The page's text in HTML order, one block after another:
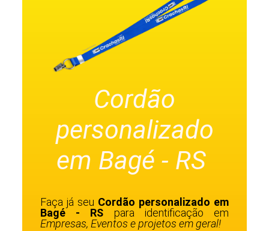
Cordão
personalizado
em Bagé - RS
Faça já seu Cordão personalizado em
Bagé - RS para identificação em
Empresas, Eventos e projetos em geral!